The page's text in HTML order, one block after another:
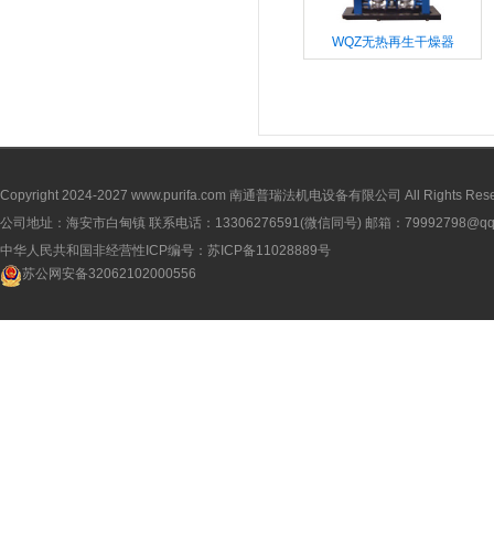
WQZ无热再生干燥器
Copyright 2024-2027 www.purifa.com 南通普瑞法机电设备有限公司 All Rights
公司地址：海安市白甸镇 联系电话：13306276591(微信同号) 邮箱：
中华人民共和国非经营性ICP编号： 苏ICP备11028889号
苏公网安备32062102000556